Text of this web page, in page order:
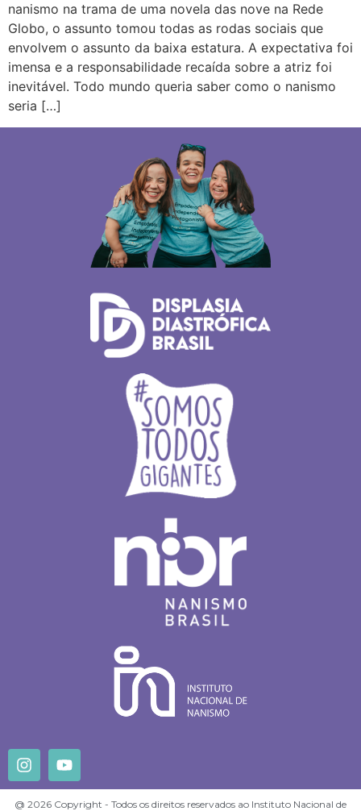
nanismo na trama de uma novela das nove na Rede
Globo, o assunto tomou todas as rodas sociais que
envolvem o assunto da baixa estatura. A expectativa foi
imensa e a responsabilidade recaída sobre a atriz foi
inevitável. Todo mundo queria saber como o nanismo
seria […]
@ 2026 Copyright - Todos os direitos reservados ao Instituto Nacional de